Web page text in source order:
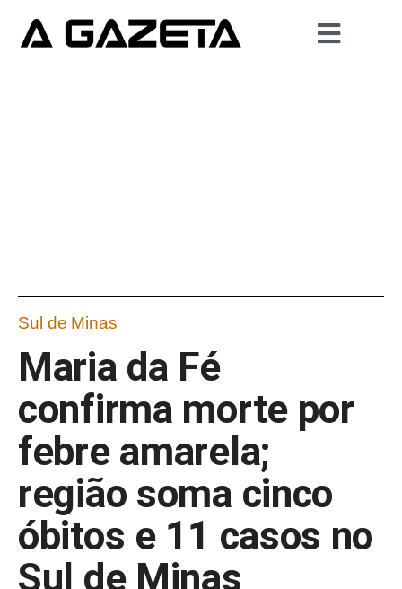
Sul de Minas
Maria da Fé
confirma morte por
febre amarela;
região soma cinco
óbitos e 11 casos no
Sul de Minas